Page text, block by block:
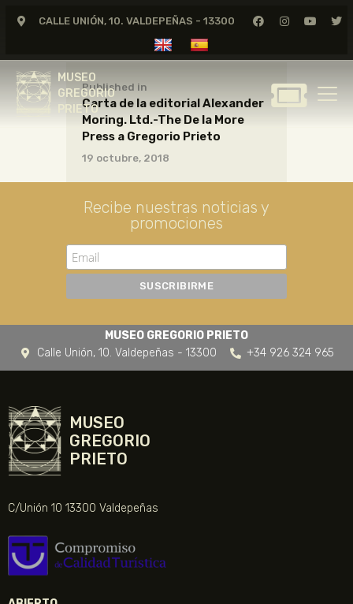
CALLE UNIÓN, 10. VALDEPEÑAS - 13300
MUSEO
GREGORIO
PRIETO
MUSEO
GREGORIO
GREGORIO PRIETO
MUSEO
ARCHIVO
CERTAMEN DE DIBUJO
FUNDACIÓN
TIENDA
NOTICIAS
Published in
Carta de la editorial Alexander
Moring. Ltd.-The De la More
Press a Gregorio Prieto
19 octubre, 2018
Recibe nuestras noticias y
promociones
MUSEO GREGORIO PRIETO
Calle Unión, 10. Valdepeñas - 13300
+34 926 324 965
MUSEO
GREGORIO
PRIETO
C/Unión 10 13300 Valdepeñas